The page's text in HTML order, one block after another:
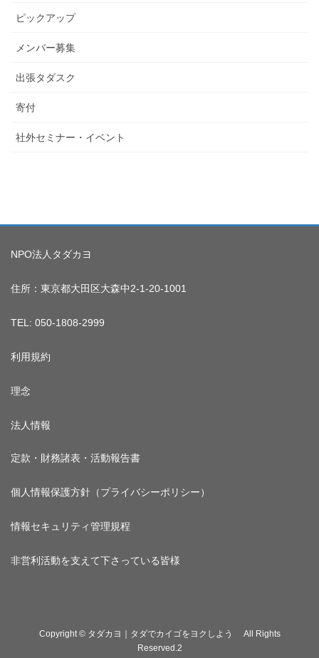
ピックアップ
メンバー募集
出張タダスク
寄付
社外セミナー・イベント
NPO法人タダカヨ
住所：東京都大田区大森中2-1-20-1001
TEL: 050-1808-2999
利用規約
理念
法人情報
定款・財務諸表・活動報告書
個人情報保護方針（プライバシーポリシー）
情報セキュリティ管理規程
非営利活動を支えて下さっている皆様
Copyright © タダカヨ｜タダでカイゴをヨクしよう All Rights
Reserved.2